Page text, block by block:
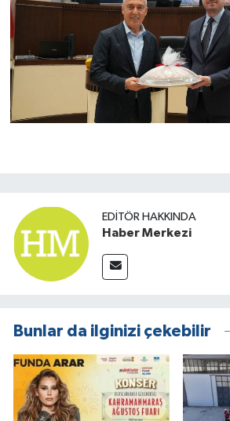
EDITÖR HAKKINDA
Haber Merkezi
Bunlar da ilginizi çekebilir